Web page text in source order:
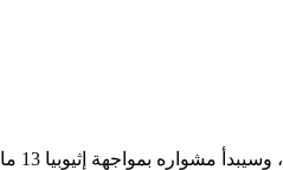
بمواجهة إثيوبيا 13 مايو الحالي.